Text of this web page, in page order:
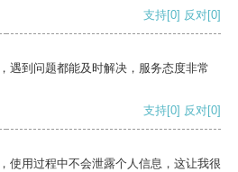
支持[0] 反对[0]
遇到问题都能及时解决，服务态度非常
支持[0] 反对[0]
使用过程中不会泄露个人信息，这让我很